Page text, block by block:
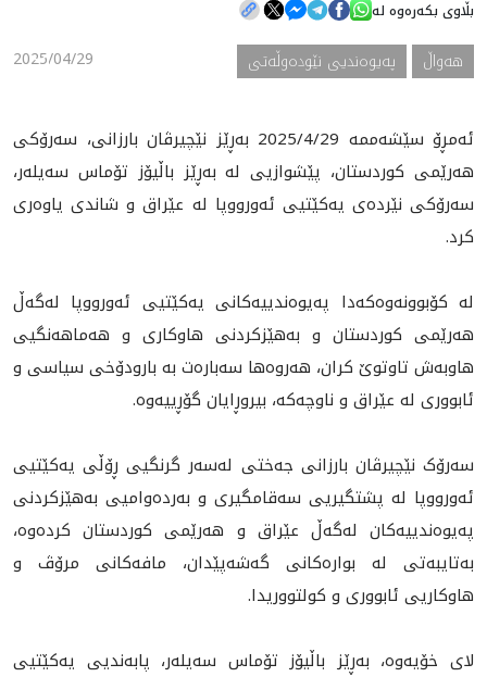
هه‌واڵ
گەلەری
بڵاوی بکەرەوە لە
2025/04/29 هه‌واڵ په‌یوه‌ندیی نێوده‌وڵه‌تی
ئەمڕۆ سێشەممە 2025/4/29 بەڕێز نێچیرڤان بارزانی، سەرۆکی
هەرێمی کوردستان، پێشوازیی لە به‌ڕێز باڵیۆز تۆماس سەیلەر،
سەرۆکی نێرده‌ی یەکێتیی ئەورووپا لە عێراق و شاندی یاوەری
کرد.
لە کۆبوونه‌وه‌که‌دا پەیوەندییەکانی یەکێتیی ئەورووپا له‌گه‌ڵ
هەرێمی کوردستان و بەهێزکردنی هاوکاری و هەماهەنگیی
هاوبەش تاوتوێ کران، هەروەها سەبارەت بە بارودۆخی سیاسی و
ئابووری لە عێراق و ناوچەکە، بیروڕایان گۆڕییه‌وه‌.
سەرۆک نێچیرڤان بارزانی جه‌ختی له‌سه‌ر گرنگیی ڕۆڵی یەکێتیی
ئەورووپا لە پشتگیریی سەقامگیری و بەردەوامیی بەهێزکردنی
پەیوەندییەکان لەگەڵ عێراق و هەرێمی کوردستان کرده‌وه‌،
به‌تایبه‌تی لە بوارەکانی گەشەپێدان، مافەکانی مرۆڤ و
هاوکاریی ئابووری و کولتووریدا.
لای خۆیەوە، به‌ڕێز باڵیۆز تۆماس سەیلەر، پابه‌ندیی یه‌کێتیی